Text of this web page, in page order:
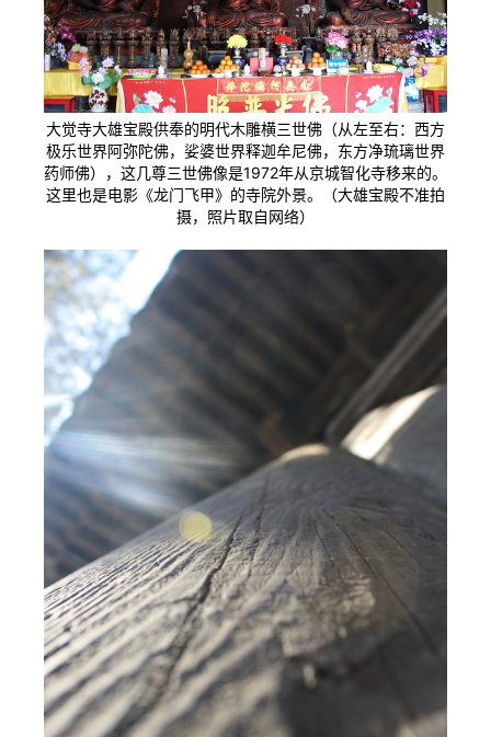
大觉寺大雄宝殿供奉的明代木雕横三世佛（从左至右：西方
极乐世界阿弥陀佛，娑婆世界释迦牟尼佛，东方净琉璃世界
药师佛），这几尊三世佛像是1972年从京城智化寺移来的。
这里也是电影《龙门飞甲》的寺院外景。（大雄宝殿不准拍
摄，照片取自网络）